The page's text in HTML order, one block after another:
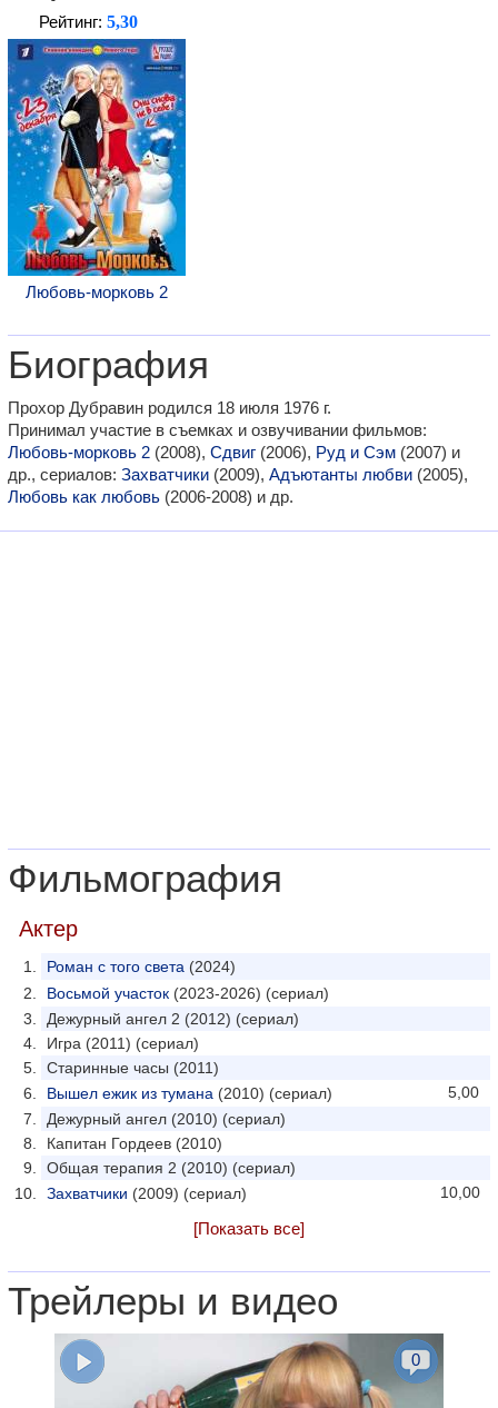
Рейтинг: 5,30
Любовь-морковь 2
Биография
Прохор Дубравин родился 18 июля 1976 г.
Принимал участие в съемках и озвучивании фильмов:
Любовь-морковь 2 (2008), Сдвиг (2006), Руд и Сэм (2007) и
др., сериалов: Захватчики (2009), Адъютанты любви (2005),
Любовь как любовь (2006-2008) и др.
Фильмография
Актер
Роман с того света (2024)
Восьмой участок (2023-2026) (сериал)
Дежурный ангел 2 (2012) (сериал)
Игра (2011) (сериал)
Старинные часы (2011)
5,00
Вышел ежик из тумана (2010) (сериал)
Дежурный ангел (2010) (сериал)
Капитан Гордеев (2010)
Общая терапия 2 (2010) (сериал)
10,00
Захватчики (2009) (сериал)
[Показать все]
Трейлеры и видео
0